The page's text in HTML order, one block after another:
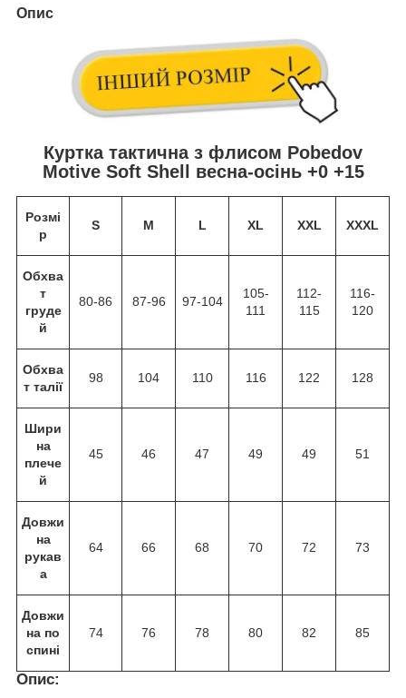
Опис
Куртка тактична з флисом Pobedov
Motive Soft Shell весна-осінь +0 +15
Розмі
р
S M L XL XXL XXXL
Обхва
т
груде
й
80-86 87-96 97-104
105-
111
112-
115
116-
120
Обхва
т талії
98 104 110 116 122 128
Шири
на
плече
й
45 46 47 49 49 51
Довжи
на
рукав
а
64 66 68 70 72 73
Довжи
на по
спині
74 76 78 80 82 85
Опис: